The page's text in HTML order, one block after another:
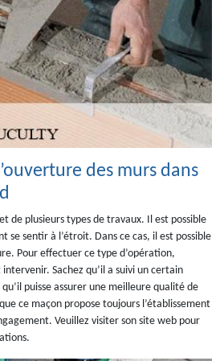
des murs dans
de plusieurs types de travaux. Il est possible
se sentir à l’étroit. Dans ce cas, il est possible
Pour effectuer ce type d’opération,
intervenir. Sachez qu’il a suivi un certain
puisse assurer une meilleure qualité de
ce maçon propose toujours l’établissement
Veuillez visiter son site web pour